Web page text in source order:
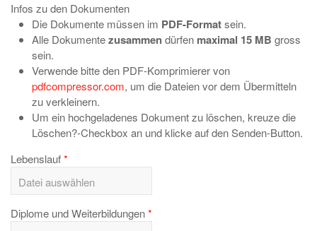
Infos zu den Dokumenten
Die Dokumente müssen im PDF-Formatsein.
Alle Dokumentezusammendürfen maximal 15 MB gross
sein.
Verwende bitte den PDF-Komprimierer von
pdfcompressor.com, um die Dateien vor dem Übermitteln
zu verkleinern.
Um ein hochgeladenes Dokument zu löschen, kreuze die
Löschen?-Checkbox an und klicke auf den Senden-Button.
Lebenslauf
Diplome und Weiterbildungen